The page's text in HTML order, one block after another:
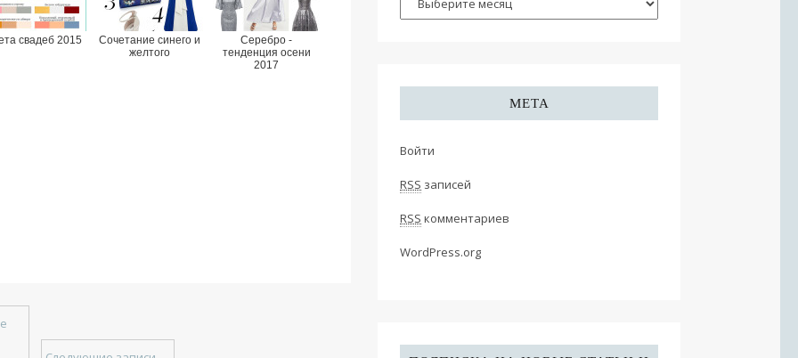
свадеб 2015
Сочетание синего и
желтого
Серебро -
тенденция осени
2017
МЕТА
Войти
RSS записей
RSS комментариев
WordPress.org